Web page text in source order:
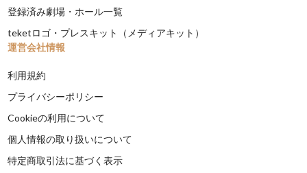
登録済み劇場・ホール一覧
teketロゴ・プレスキット（メディアキット）
運営会社情報
利用規約
プライバシーポリシー
Cookieの利用について
個人情報の取り扱いについて
特定商取引法に基づく表示